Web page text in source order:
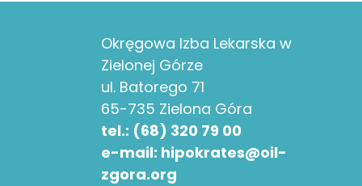
Okręgowa Izba Lekarska w
Zielonej Górze
ul. Batorego 71
65-735 Zielona Góra
tel.: (68) 320 79 00
e-mail: hipokrates@oil-
zgora.org